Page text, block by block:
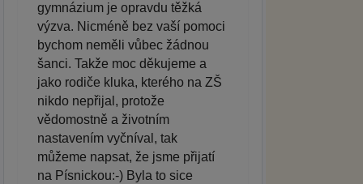
gymnázium je opravdu těžká
výzva. Nicméně bez vaší pomoci
bychom neměli vůbec žádnou
šanci. Takže moc děkujeme a
jako rodiče kluka, kterého na ZŠ
nikdo nepřijal, protože
vědomostně a životním
nastavením vyčníval, tak
můžeme napsat, že jsme přijatí
na Písnickou:-) Byla to sice